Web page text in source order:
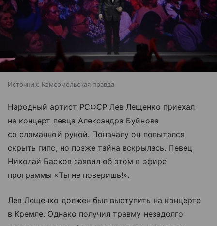
Источник: Комсомольская правда
Народный артист РСФСР Лев Лещенко приехал
на концерт певца Александра Буйнова
со сломанной рукой. Поначалу он попытался
скрыть гипс, но позже тайна вскрылась. Певец
Николай Басков заявил об этом в эфире
программы «Ты не поверишь!».
Лев Лещенко должен был выступить на концерте
в Кремле. Однако получил травму незадолго